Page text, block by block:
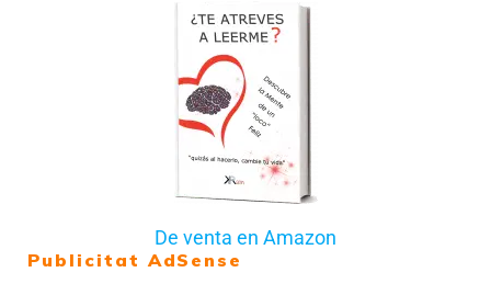
De venta en Amazon
Publicitat AdSense